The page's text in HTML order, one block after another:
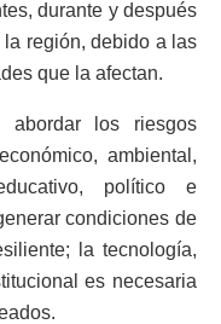
durante y después
región, debido a las
que la afectan.
abordar los riesgos
ambiental,
político e
condiciones de
la tecnología,
es necesaria